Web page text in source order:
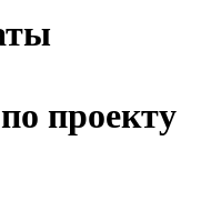
проекту